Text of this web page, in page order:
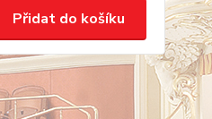
Přidat do košíku